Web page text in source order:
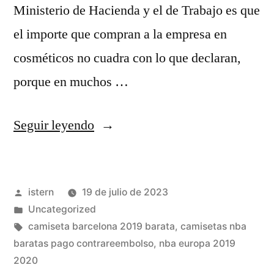
Ministerio de Hacienda y el de Trabajo es que
el importe que compran a la empresa en
cosméticos no cuadra con lo que declaran,
porque en muchos …
Seguir leyendo«camiseta
nba
cleveland
cavaliers
Publicado
por
istern
19 de julio de 2023
Publicado
en
Uncategorized
Etiquetas:
camiseta barcelona 2019 barata, camisetas nba
baratas pago contrareembolso, nba europa 2019
2020